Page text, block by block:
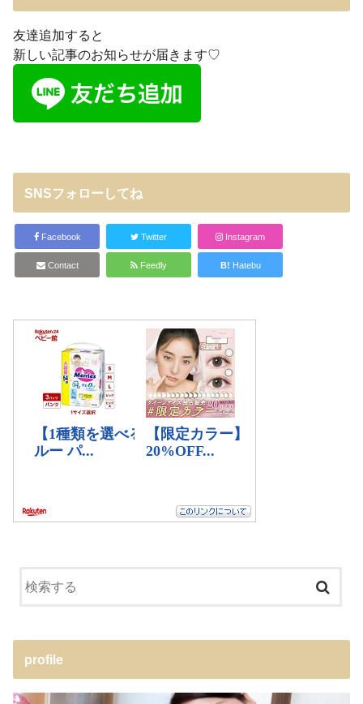
友達追加すると
新しい記事のお知らせが届きます♡
SNSフォローしてね
Facebook Twitter Instagram
Contact Feedly B! Hatebu
profile